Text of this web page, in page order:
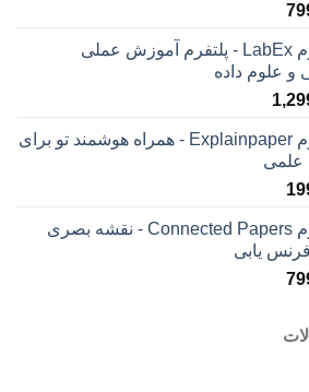
اکانت پرمیوم LabEx - پلتفرم آموزش عملی
و علوم داده
اکانت پرمیوم Explainpaper - همراه هوشمند تو برای
علمی
اکانت پرمیوم Connected Papers - نقشه بصری
یابی